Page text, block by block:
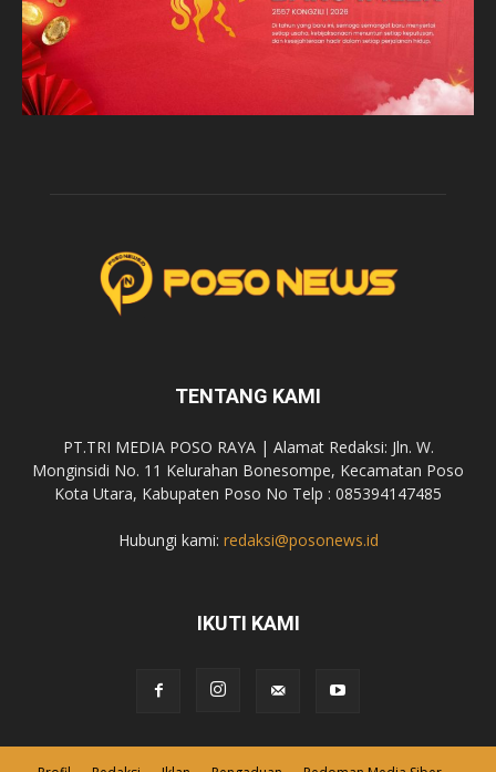
TENTANG KAMI
PT.TRI MEDIA POSO RAYA | Alamat Redaksi: Jln. W.
Monginsidi No. 11 Kelurahan Bonesompe, Kecamatan Poso
Kota Utara, Kabupaten Poso No Telp : 085394147485
Hubungi kami: redaksi@posonews.id
IKUTI KAMI